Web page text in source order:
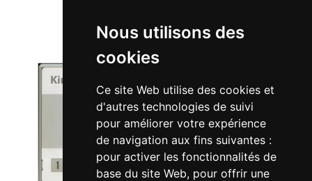
Nous utilisons des
cookies
Ce site Web utilise des cookies et
d'autres technologies de suivi
pour améliorer votre expérience
de navigation aux fins suivantes :
pour activer les fonctionnalités de
base du site Web, pour offrir une